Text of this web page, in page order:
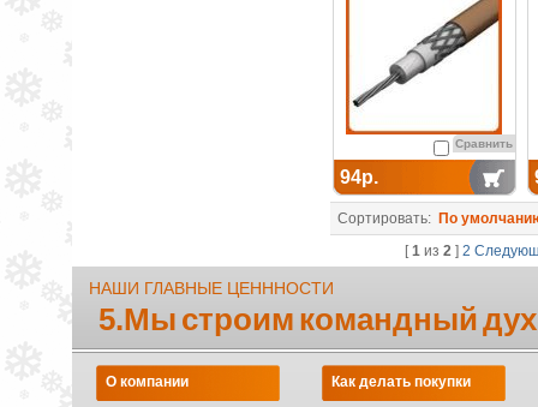
Сравнить
94р.
Сортировать: По
[1из 2] 2
НАШИ ГЛАВНЫЕ ЦЕНННОСТИ
5.Мы строим командный
О компании Как делать покупки